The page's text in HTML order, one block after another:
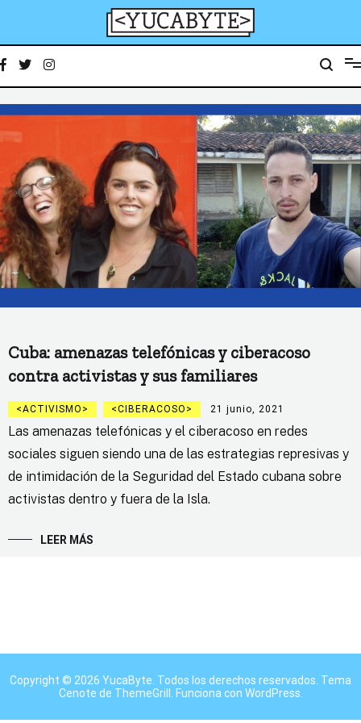
YucaByte
Cuba: amenazas telefónicas y ciberacoso
contra activistas y sus familiares
ACTIVISMO CIBERACOSO 21 junio, 2021
Las amenazas telefónicas y el ciberacoso en redes
sociales siguen siendo una de las estrategias represivas y
de intimidación de la Seguridad del Estado cubana sobre
activistas dentro y fuera de la Isla.
LEER MÁS
Copyright © 2026 YucaByte . Todos los derechos reservados. Tema
Cenote de ThemeGrill. Funciona con WordPress